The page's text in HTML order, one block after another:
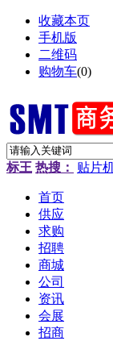
收藏本页
手机版
二维码
购物车(0)
标王 热搜： 贴片
首页
供应
求购
招聘
商城
公司
资讯
会展
招商